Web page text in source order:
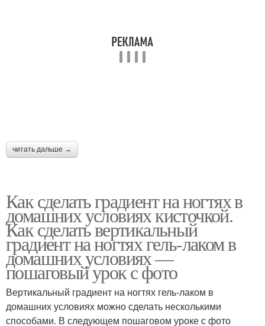
читать дальше →
Как сделать градиент на ногтях в
домашних условиях кисточкой.
Как сделать вертикальный
градиент на ногтях гель-лаком в
домашних условиях —
пошаговый урок с фото
Вертикальный градиент на ногтях гель-лаком в
домашних условиях можно сделать несколькими
способами. В следующем пошаговом уроке с фото